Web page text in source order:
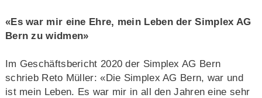
«Es war mir eine Ehre, mein Leben der Simplex AG
Bern zu widmen»
Im Geschäftsbericht 2020 der Simplex AG Bern
schrieb Reto Müller: «Die Simplex AG Bern, war und
ist mein Leben. Es war mir in all den Jahren eine sehr